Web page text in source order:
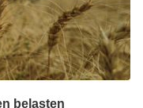
belasten